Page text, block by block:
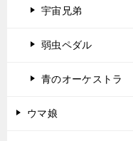
宇宙兄弟
弱虫ペダル
青のオーケストラ
ウマ娘